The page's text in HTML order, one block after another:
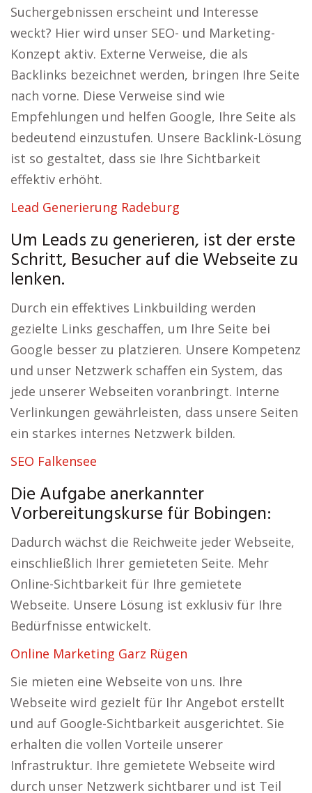
Suchergebnissen erscheint und Interesse
weckt? Hier wird unser SEO- und Marketing-
Konzept aktiv. Externe Verweise, die als
Backlinks bezeichnet werden, bringen Ihre Seite
nach vorne. Diese Verweise sind wie
Empfehlungen und helfen Google, Ihre Seite als
bedeutend einzustufen. Unsere Backlink-Lösung
ist so gestaltet, dass sie Ihre Sichtbarkeit
effektiv erhöht.
Lead Generierung Radeburg
Um Leads zu generieren, ist der erste
Schritt, Besucher auf die Webseite zu
lenken.
Durch ein effektives Linkbuilding werden
gezielte Links geschaffen, um Ihre Seite bei
Google besser zu platzieren. Unsere Kompetenz
und unser Netzwerk schaffen ein System, das
jede unserer Webseiten voranbringt. Interne
Verlinkungen gewährleisten, dass unsere Seiten
ein starkes internes Netzwerk bilden.
SEO Falkensee
Die Aufgabe anerkannter
Vorbereitungskurse für Bobingen:
Dadurch wächst die Reichweite jeder Webseite,
einschließlich Ihrer gemieteten Seite. Mehr
Online-Sichtbarkeit für Ihre gemietete
Webseite. Unsere Lösung ist exklusiv für Ihre
Bedürfnisse entwickelt.
Online Marketing Garz Rügen
Sie mieten eine Webseite von uns. Ihre
Webseite wird gezielt für Ihr Angebot erstellt
und auf Google-Sichtbarkeit ausgerichtet. Sie
erhalten die vollen Vorteile unserer
Infrastruktur. Ihre gemietete Webseite wird
durch unser Netzwerk sichtbarer und ist Teil